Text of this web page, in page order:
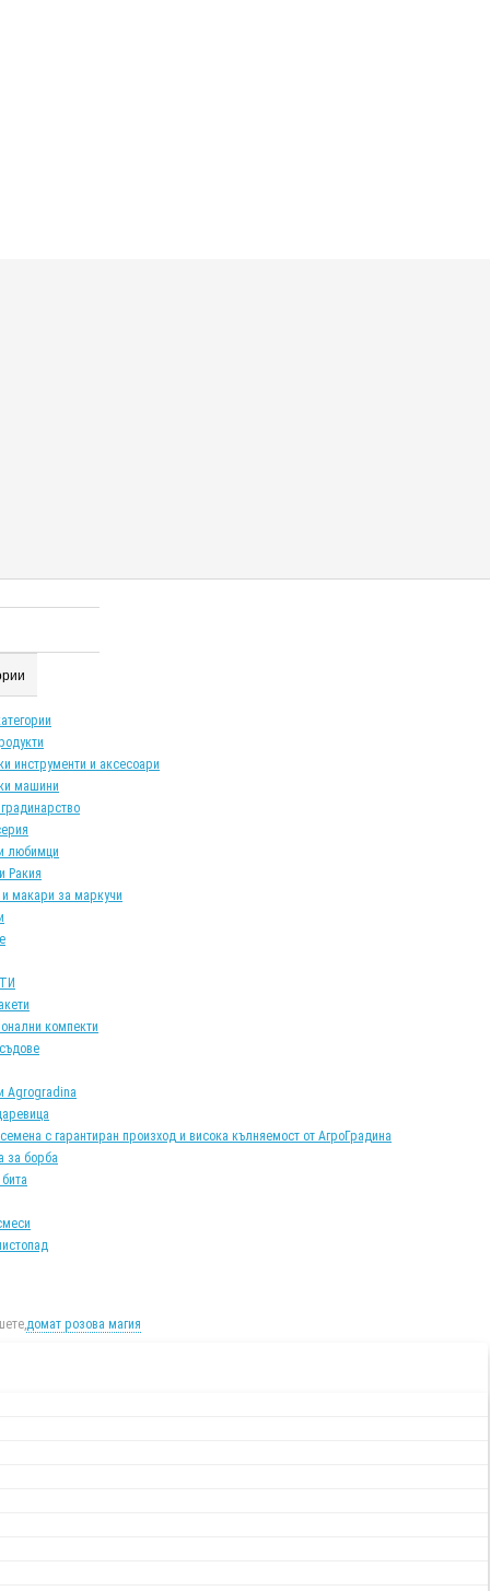
инструменти и аксесоари
машини
любимци
Ракия
и макари за маркучи
компекти
Agrogradina
с гарантиран произход и висока кълняемост от АгроГрадина
за борба
домат розова магия